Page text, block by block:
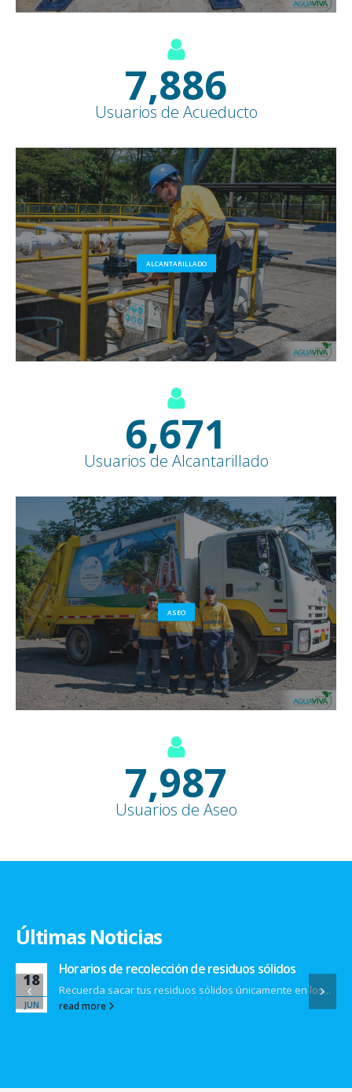
8,500+
Usuarios de Acueducto
ALCANTARILLADO
7,600+
Usuarios de Alcantarillado
ASEO
9,100+
Usuarios de Aseo
Últimas Noticias
18
JUN
Horarios de recolección de residuos sólidos
Recuerda sacar tus residuos sólidos únicamente en los...
read more